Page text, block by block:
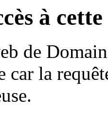
à
de
car la